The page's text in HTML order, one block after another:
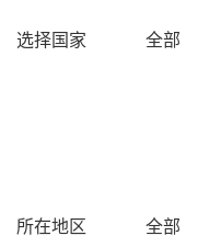
选择国家 全部
所在地区
全部